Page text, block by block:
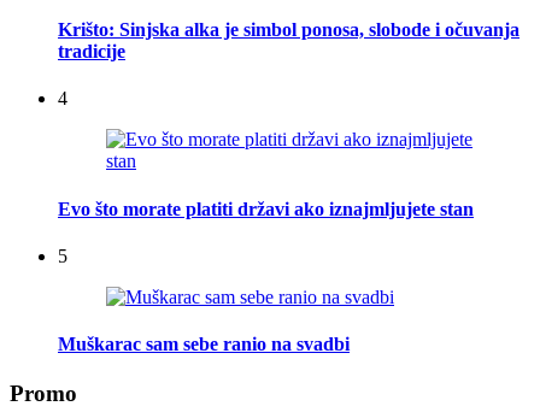
Krišto: Sinjska alka je simbol ponosa, slobode i očuvanja
tradicije
4
Evo što morate platiti državi ako iznajmljujete stan
5
Muškarac sam sebe ranio na svadbi
Promo